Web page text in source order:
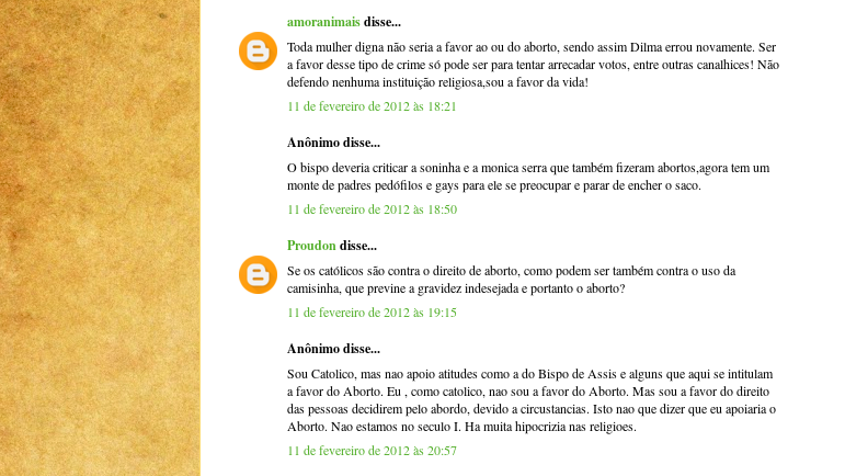
amoranimaisdisse...
Toda mulher digna não seria a favor ao ou do aborto, sendo assim Dilma errou novamente. Ser
a favor desse tipo de crime só pode ser para tentar arrecadar votos, entre outras canalhices! Não
defendo nenhuma instituição religiosa,sou a favor da vida!
11 de fevereiro de 2012 às 18:21
Anônimo disse...
O bispo deveria criticar a soninha e a monica serra que também fizeram abortos,agora tem um
monte de padres pedófilos e gays para ele se preocupar e parar de encher o saco.
11 de fevereiro de 2012 às 18:50
Proudondisse...
Se os católicos são contra o direito de aborto, como podem ser também contra o uso da
camisinha, que previne a gravidez indesejada e portanto o aborto?
11 de fevereiro de 2012 às 19:15
Anônimo disse...
Sou Catolico, mas nao apoio atitudes como a do Bispo de Assis e alguns que aqui se intitulam
a favor do Aborto. Eu , como catolico, nao sou a favor do Aborto. Mas sou a favor do direito
das pessoas decidirem pelo abordo, devido a circustancias. Isto nao que dizer que eu apoiaria o
Aborto. Nao estamos no seculo I. Ha muita hipocrizia nas religioes.
11 de fevereiro de 2012 às 20:57